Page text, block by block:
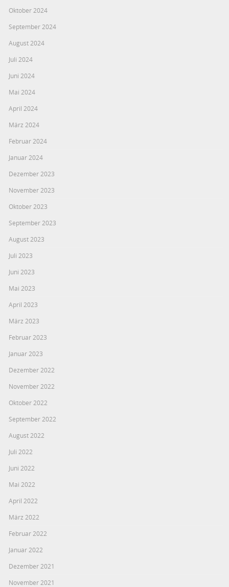
Oktober 2024
September 2024
August 2024
Juli 2024
Juni 2024
Mai 2024
April 2024
März 2024
Februar 2024
Januar 2024
Dezember 2023
November 2023
Oktober 2023
September 2023
August 2023
Juli 2023
Juni 2023
Mai 2023
April 2023
März 2023
Februar 2023
Januar 2023
Dezember 2022
November 2022
Oktober 2022
September 2022
August 2022
Juli 2022
Juni 2022
Mai 2022
April 2022
März 2022
Februar 2022
Januar 2022
Dezember 2021
November 2021